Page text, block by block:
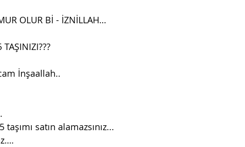
OLUR Bİ - İZNİLLAH…
İnşaallah..
satın alamazsınız...